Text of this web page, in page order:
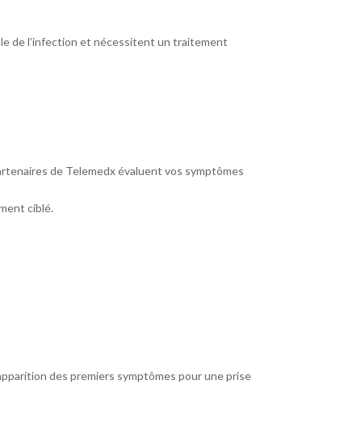
de l’infection et nécessitent un traitement
de Telemedx évaluent vos symptômes
ciblé.
des premiers symptômes pour une prise